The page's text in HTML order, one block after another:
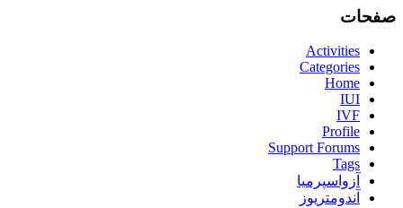
صفحات
Activities
Categories
Home
IUI
IVF
Profile
Support Forums
Tags
آزواسپرمیا
آندومتریوز